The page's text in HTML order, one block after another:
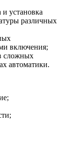
установка
различных
включения;
сложных
автоматики.